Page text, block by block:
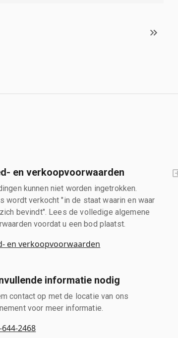
en verkoopvoorwaarden
kunnen niet worden ingetrokken.
wordt verkocht "in de staat waarin en waar
bevindt". Lees de volledige algemene
voordat u een bod plaatst.
en verkoopvoorwaarden
informatie nodig
contact op met de locatie van ons
voor meer informatie.
644-2468